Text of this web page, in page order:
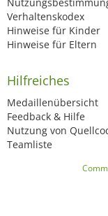
Verhaltenskodex
Hinweise für Kinder
Hinweise für Eltern
Hilfreiches
Medaillenübersicht
Feedback & Hilfe
Nutzung von
Teamliste